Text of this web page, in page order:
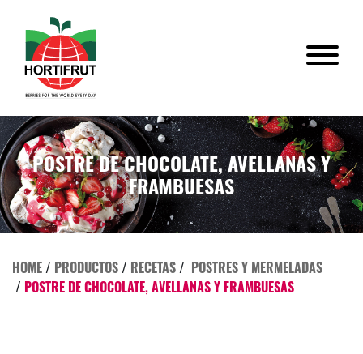
POSTRE DE CHOCOLATE, AVELLANAS Y
FRAMBUESAS
HOME/ PRODUCTOS/ RECETAS/ POSTRES Y MERMELADAS
/ POSTRE DE CHOCOLATE, AVELLANAS Y FRAMBUESAS